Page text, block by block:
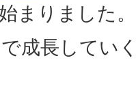
まりました
成長してい